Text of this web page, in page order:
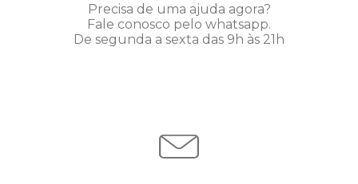
Precisa de uma ajuda agora?
Fale conosco pelo whatsapp.
De segunda a sexta das 9h às 21h